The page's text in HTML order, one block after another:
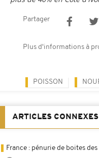
Partager
Plus d'informations à
POISSON
ARTICLES CONNEXES
France : pénurie de boites